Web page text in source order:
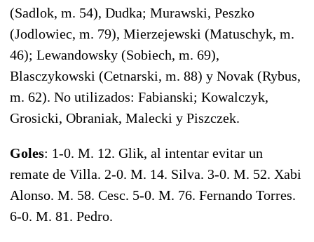
(Sadlok, m. 54), Dudka; Murawski, Peszko
(Jodlowiec, m. 79), Mierzejewski (Matuschyk, m.
46); Lewandowsky (Sobiech, m. 69),
Blasczykowski (Cetnarski, m. 88) y Novak (Rybus,
m. 62). No utilizados: Fabianski; Kowalczyk,
Grosicki, Obraniak, Malecki y Piszczek.
Goles: 1-0. M. 12. Glik, al intentar evitar un
remate de Villa. 2-0. M. 14. Silva. 3-0. M. 52. Xabi
Alonso. M. 58. Cesc. 5-0. M. 76. Fernando Torres.
6-0. M. 81. Pedro.